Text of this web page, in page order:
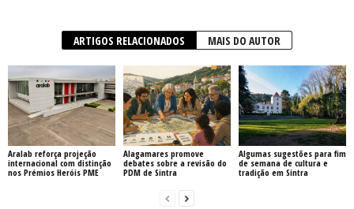
ARTIGOS RELACIONADOS MAIS DO AUTOR
Aralab reforça projeção
internacional com distinção
nos Prémios Heróis PME
Alagamares promove
debates sobre a revisão do
PDM de Sintra
Algumas sugestões para fim
de semana de cultura e
tradição em Sintra